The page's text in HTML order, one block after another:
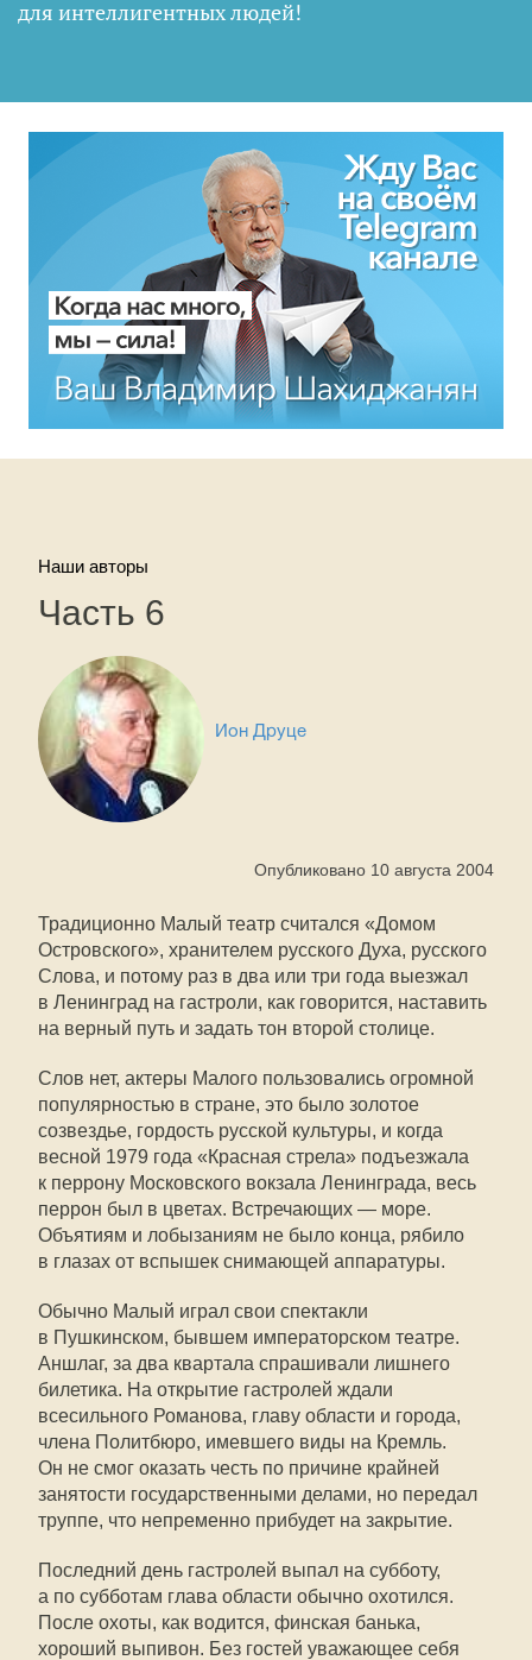
для интеллигентных людей!
Наши авторы
Часть 6
Ион Друце
Опубликовано 10 августа 2004
Традиционно Малый театр считался «Домом
Островского», хранителем русского Духа, русского
Слова, и потому раз в два или три года выезжал
в Ленинград на гастроли, как говорится, наставить
на верный путь и задать тон второй столице.
Слов нет, актеры Малого пользовались огромной
популярностью в стране, это было золотое
созвездье, гордость русской культуры, и когда
весной 1979 года «Красная стрела» подъезжала
к перрону Московского вокзала Ленинграда, весь
перрон был в цветах. Встречающих — море.
Объятиям и лобызаниям не было конца, рябило
в глазах от вспышек снимающей аппаратуры.
Обычно Малый играл свои спектакли
в Пушкинском, бывшем императорском театре.
Аншлаг, за два квартала спрашивали лишнего
билетика. На открытие гастролей ждали
всесильного Романова, главу области и города,
члена Политбюро, имевшего виды на Кремль.
Он не смог оказать честь по причине крайней
занятости государственными делами, но передал
труппе, что непременно прибудет на закрытие.
Последний день гастролей выпал на субботу,
а по субботам глава области обычно охотился.
После охоты, как водится, финская банька,
хороший выпивон. Без гостей уважающее себя